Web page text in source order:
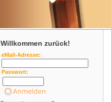
Willkommen zurück!
eMail-Adresse:
Passwort: